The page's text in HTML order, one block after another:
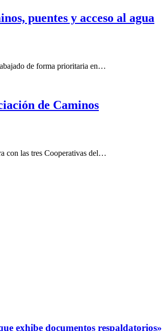
puentes y acceso al agua
de forma prioritaria en…
de Caminos
con las tres Cooperativas del…
exhibe documentos respaldatorios»